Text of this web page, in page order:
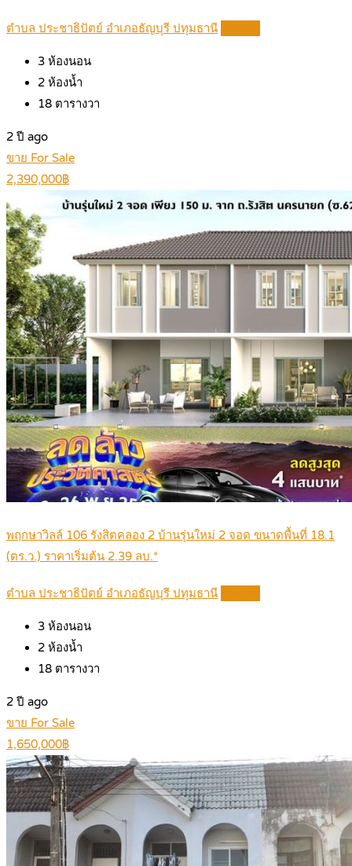
ตำบล ประชาธิปัตย์ อำเภอธัญบุรี ปทุมธานี
3 ห้องนอน
2 ห้องน้ำ
18 ตารางวา
2 ปี ago
ขาย For Sale
2,390,000฿
พฤกษาวิลล์ 106 รังสิตคลอง 2 บ้านรุ่นใหม่ 2 จอด ขนาดพื้นที่ 18.1
(ตร.ว.) ราคาเริ่มต้น 2.39 ลบ.*
ตำบล ประชาธิปัตย์ อำเภอธัญบุรี ปทุมธานี
3 ห้องนอน
2 ห้องน้ำ
18 ตารางวา
2 ปี ago
ขาย For Sale
1,650,000฿